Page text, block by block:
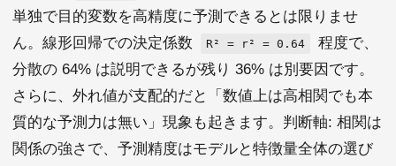
単独で目的変数を高精度に予測できるとは限りませ
ん。線形回帰での決定係数
R² = r² = 0.64
程度で、
分散の 64% は説明できるが残り 36% は別要因です。
さらに、外れ値が支配的だと「数値上は高相関でも本
質的な予測力は無い」現象も起きます。判断軸: 相関は
関係の強さで、予測精度はモデルと特徴量全体の選び